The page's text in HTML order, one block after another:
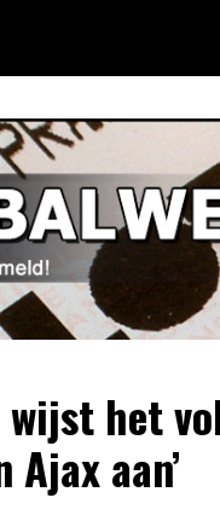
wijst het
aan’